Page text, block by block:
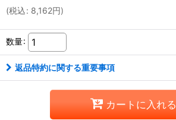
(税込: 8,162円)
数量:
返品特約に関する重要事項
カートに入れる